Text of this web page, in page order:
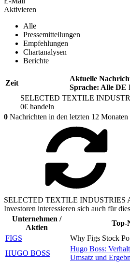
Aktivieren
Alle
Pressemitteilungen
Empfehlungen
Chartanalysen
Berichte
Zeit
Aktuelle
Sprache: Alle DE
SELECTED TEXTILE
0€ handeln
0 Nachrichten in den letzten 12 Monaten
SELECTED TEXTILE INDUSTRIES
Investoren interessieren sich auch für
Unternehmen /
Aktien
Top-
FIGS
Why Figs Stock
HUGO BOSS
Hugo Boss:
Umsatz und